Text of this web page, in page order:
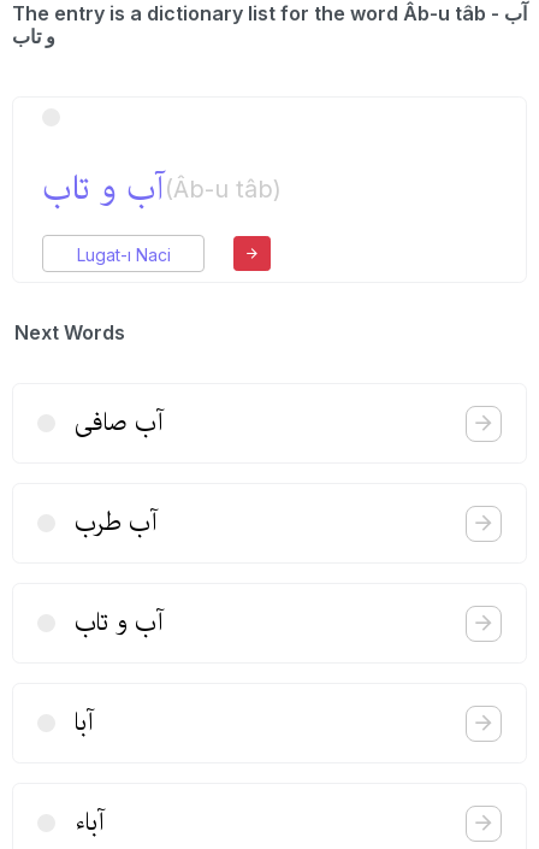
The entry is a dictionary list for the word Âb-u tâb - آب
و تاب
آب و تاب(Âb-u tâb)
Lugat-ı Naci
Next Words
آب صافی
آب طرب
آب و تاب
آبا
آباء